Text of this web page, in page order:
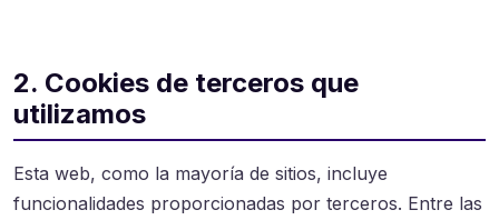
2. Cookies de terceros que
utilizamos
Esta web, como la mayoría de sitios, incluye
funcionalidades proporcionadas por terceros. Entre las